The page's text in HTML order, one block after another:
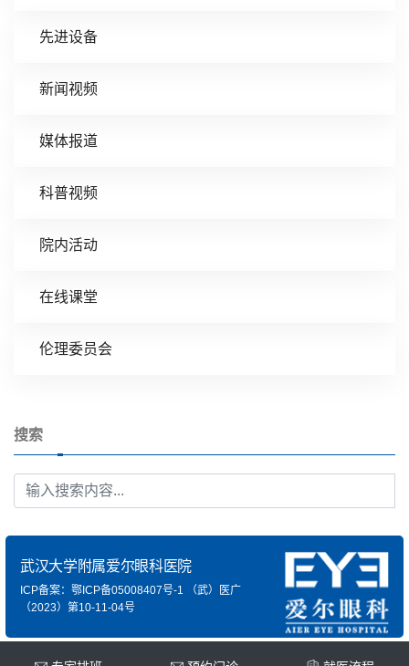
先进设备
新闻视频
媒体报道
科普视频
院内活动
在线课堂
伦理委员会
搜索
武汉大学附属爱尔眼科医院
ICP备案：鄂ICP备05008407号-1 （武）医广
（2023）第10-11-04号